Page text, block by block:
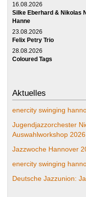
16.08.2026
Silke Eberhard & Nikolas
Hanne
23.08.2026
Felix Petry Trio
28.08.2026
Coloured Tags
Aktuelles
enercity swinging
Jugendjazzorchester
Auswahlworkshop 2026
Jazzwoche Hannover
enercity swinging
Deutsche Jazzunion: